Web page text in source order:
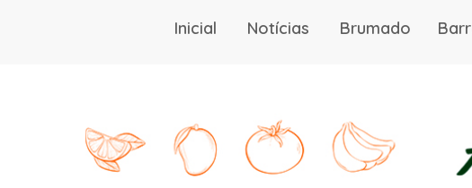
Inicial Notícias Brumado